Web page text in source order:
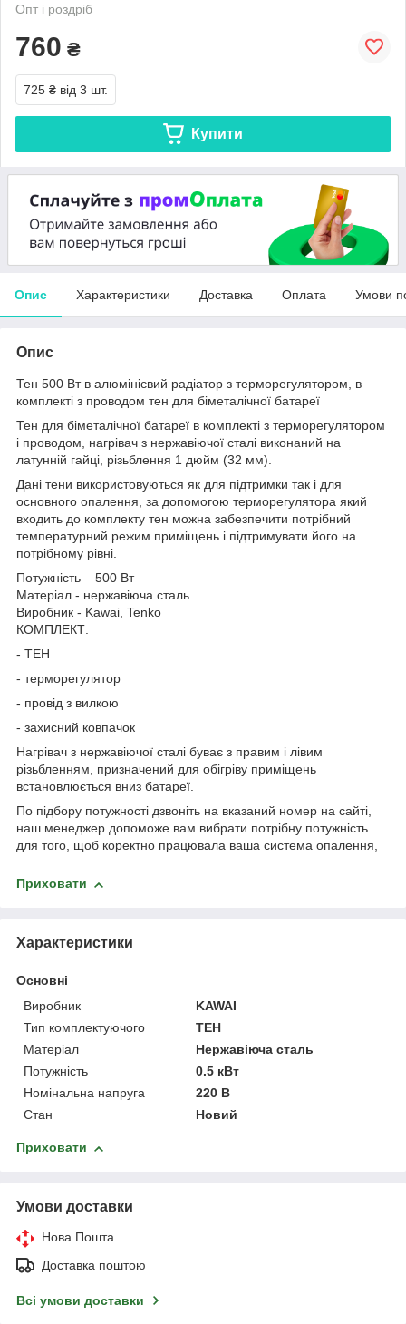
Опт і роздріб
760 ₴
725 ₴ від 3 шт.
Купити
Опис Характеристики Доставка Оплата Умови
Опис
Тен 500 Вт в алюмінієвий радіатор з терморегулятором, в
комплекті з проводом тен для біметалічної батареї
Тен для біметалічної батареї в комплекті з терморегулятором
і проводом, нагрівач з нержавіючої сталі виконаний на
латунній гайці, різьблення 1 дюйм (32 мм).
Дані тени використовуються як для підтримки так і для
основного опалення, за допомогою терморегулятора який
входить до комплекту тен можна забезпечити потрібний
температурний режим приміщень і підтримувати його на
потрібному рівні.
Потужність – 500 Вт
Матеріал - нержавіюча сталь
Виробник - Kawai, Tenko
КОМПЛЕКТ:
- ТЕН
- терморегулятор
- провід з вилкою
- захисний ковпачок
Нагрівач з нержавіючої сталі буває з правим і лівим
різьбленням, призначений для обігріву приміщень
встановлюється вниз батареї.
По підбору потужності дзвоніть на вказаний номер на сайті,
наш менеджер допоможе вам вибрати потрібну потужність
для того, щоб коректно працювала ваша система опалення,
Приховати
Характеристики
Основні
Виробник
KAWAI
Тип комплектуючого
ТЕН
Матеріал
Нержавіюча сталь
Потужність
0.5 кВт
Номінальна напруга
220 В
Стан
Новий
Приховати
Умови доставки
Нова Пошта
Доставка поштою
Всі умови доставки